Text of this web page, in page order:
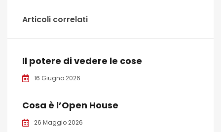
Articoli correlati
Il potere di vedere le cose
16 Giugno 2026
Cosa è l’Open House
26 Maggio 2026